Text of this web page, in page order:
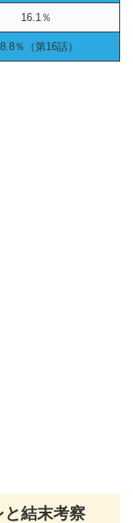
16.1％
％（第16話）
結末考察